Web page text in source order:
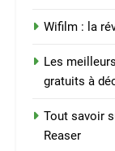
Wifilm : la
Les
gratuits à
Tout savoir
Reaser